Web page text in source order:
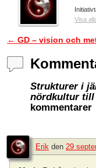
Visa
Inläggsnavigering
← GD – vision och
Strukturer i
nördkultur till
kommentarer
Erik den 29